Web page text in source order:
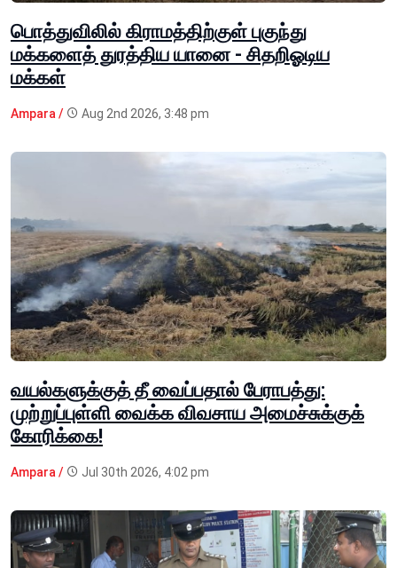
பொத்துவிலில் கிராமத்திற்குள் புகுந்து
மக்களைத் துரத்திய யானை - சிதறிஓடிய
மக்கள்
Ampara / Aug 2nd 2026, 3:48 pm
வயல்களுக்குத் தீ வைப்பதால் பேராபத்து:
முற்றுப்புள்ளி வைக்க விவசாய அமைச்சுக்குக்
கோரிக்கை!
Ampara / Jul 30th 2026, 4:02 pm